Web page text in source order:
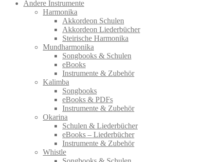
Andere Instrumente
Harmonika
Akkordeon Schulen
Akkordeon Liederbücher
Steirische Harmonika
Mundharmonika
Songbooks & Schulen
eBooks
Instrumente & Zubehör
Kalimba
Songbooks
eBooks & PDFs
Instrumente & Zubehör
Okarina
Schulen & Liederbücher
eBooks – Liederbücher
Instrumente & Zubehör
Whistle